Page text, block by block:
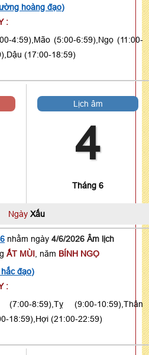
hoàng đạo)
:
4:59),Mão (5:00-6:59),Ngọ (11:00-
(17:00-18:59)
Lịch âm
4
Tháng 6
Ngày Xấu
nhằm ngày 4/6/2026 Âm lịch
ẤT MÙI , năm BÍNH NGỌ
đạo)
:
8:59),Tỵ (9:00-10:59),Thân
18:59),Hợi (21:00-22:59)